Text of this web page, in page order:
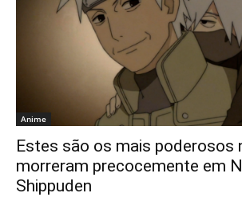
Anime
Estes são os mais poderosos
morreram precocemente em
Shippuden